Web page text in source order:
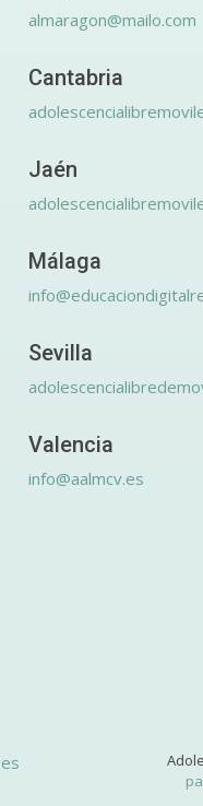
almaragon@mailo.com
Cantabria
Jaén
Málaga
Sevilla
Valencia
info@aalmcv.es